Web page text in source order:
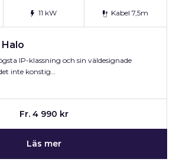
11 kW Kabel 7,5m
IP-klassning och sin väldesignade
inte konstig…
Fr. 4 990 kr
Läs mer